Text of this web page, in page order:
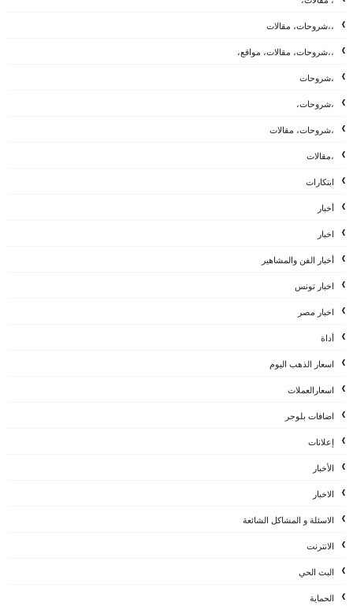
،،شروحات، مقالات
،،شروحات، مقالات، مواقع،
،شروحات
،شروحات،
،شروحات، مقالات
،مقالات
ابتكارات
أخبار
اخبار
أخبار الفن والمشاهير
اخبار تونس
اخبار مصر
أداة
اسعار الذهب اليوم
اسعارالعملات
اضافات بلوجر
إعلانات
الأخبار
الاخبار
الاسئلة و المشاكل الشائعة
الانترنت
البث الحي
الحماية